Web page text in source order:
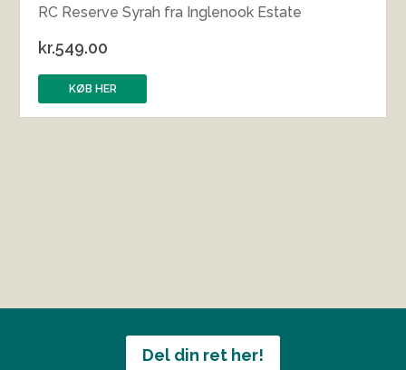
RC Reserve Syrah fra Inglenook Estate
kr.549.00
KØB HER
Del din ret her!